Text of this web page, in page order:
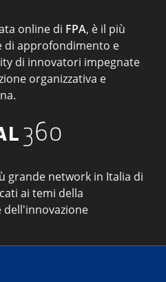
online di FPA, è il più
di approfondimento e
di innovatori impegnate
organizzativa e
grande network in Italia di
ai temi della
dell'innovazione